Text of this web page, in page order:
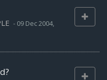
- 09 Dec 2004,